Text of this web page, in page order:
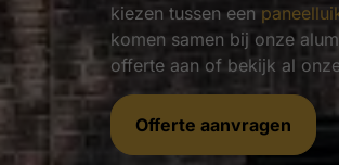
kiezen tussen een
komen samen bij onze
offerte aan of bekijk al
Offerte aanvragen